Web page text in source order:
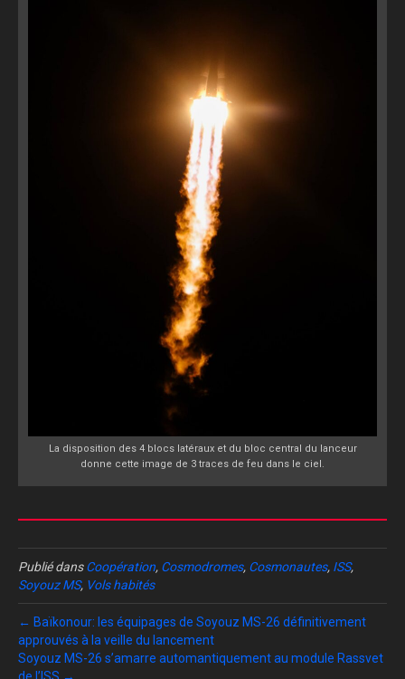
La disposition des 4 blocs latéraux et du bloc central du lanceur
donne cette image de 3 traces de feu dans le ciel.
Publié dansCoopération, Cosmodromes, Cosmonautes, ISS,
Soyouz MS, Vols habités
← Baïkonour: les équipages de Soyouz MS-26 définitivement
approuvés à la veille du lancement
Soyouz MS-26 s’amarre automantiquement au module Rassvet